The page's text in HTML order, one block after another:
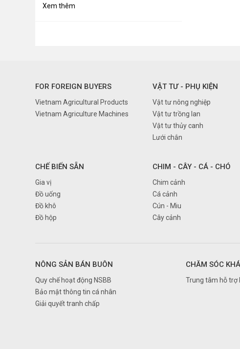
Bến Tre
Cà Mau
Cần Thơ
Cao Bằng
Đắk Nông
Đồng Nai
Hà Nam
Hà Tĩnh
Hải Dương
Xem thêm
FOR FOREIGN BUYERS
Vietnam Agricultural Products
Vietnam Agriculture Machines
VẬT TƯ - PHỤ KIỆN
Vật tư nông nghiệp
Vật tư trồng lan
Vật tư thủy canh
Lưới chắn
CHẾ BIẾN SẴN
Gia vị
Đồ uống
Đồ khô
Đồ hộp
CHIM - CÂY - CÁ - CHÓ
Chim cảnh
Cá cảnh
Cún - Miu
Cây cảnh
NÔNG SẢN BÁN BUÔN
Quy chế hoạt động NSBB
Bảo mật thông tin cá nhân
Giải quyết tranh chấp
CHĂM SÓC
Trung tâm hỗ trợ